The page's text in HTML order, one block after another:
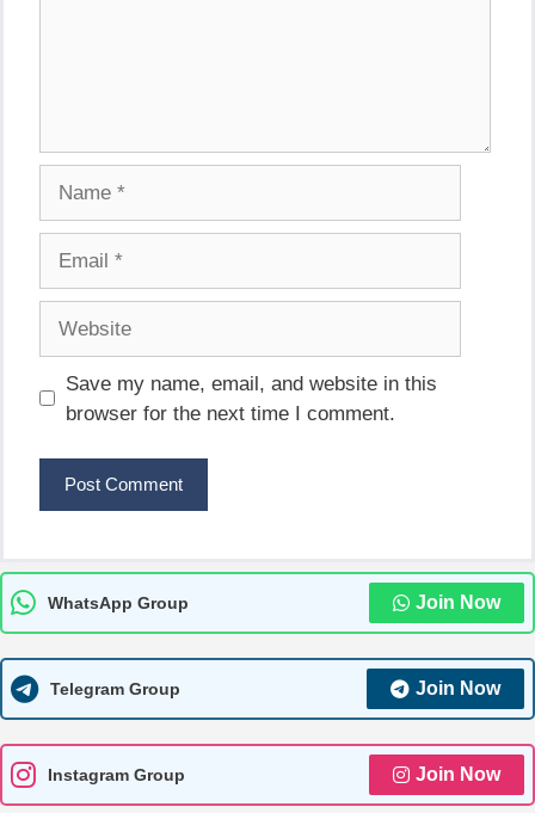
Save my name, email, and website in this
browser for the next time I comment.
WhatsApp Group Join Now
Telegram Group Join Now
Instagram Group Join Now